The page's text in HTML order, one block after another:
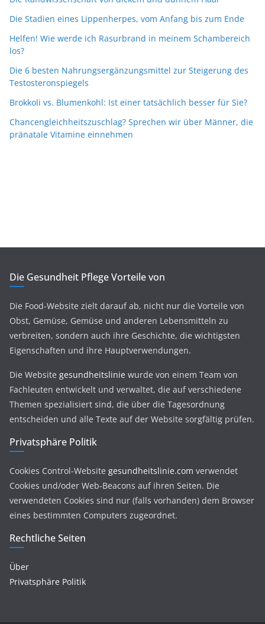
Die Stadien eines Lippenherpes, vom Anfang bis zum Ende
Helfen! Wie werde ich Rasurbrand in meinem Schambereich
los?
Die 6 besten Nahrungsergänzungsmittel zur Steigerung des
Testosteronspiegels
Brokkoli vs. Blumenkohl: Ist einer tatsächlich besser für Sie?
Chancengleichheitszuschlag? Sprechen wir über Männer, die
pränatale Vitamine einnehmen
Die Gesundheit Pflege Vorteile von
Die Food-Website zielt darauf ab, nicht nur die Vorteile von
Obst, Gemüse, Gemüse und anderen Lebensmitteln zu
verbreiten, sondern auch ihre Geschichte, die wichtigsten
Eigenschaften und ihre Hauptverwendungen.
Die Website gesundheitslinie wurde von einem Team von
Fachleuten entwickelt und verwaltet, die auf verschiedene
Themen spezialisiert sind, die über die Tagesordnung
entscheiden und alle Texte auf der Website sorgfältig prüfen.
Privatsphäre Politik
Cookies Control-Website gesundheitslinie.com verwendet
Cookies und/oder Web-Beacons auf ihren Seiten. Die
verwendeten Cookies sind nur (falls vorhanden) dem Browser
eines bestimmten Computers zugeordnet.
Rechtliche Seiten
Über
Privatsphäre Politik